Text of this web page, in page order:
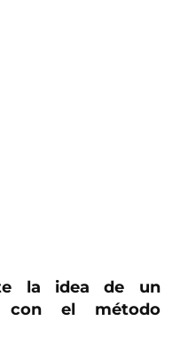
la idea de un
con el método